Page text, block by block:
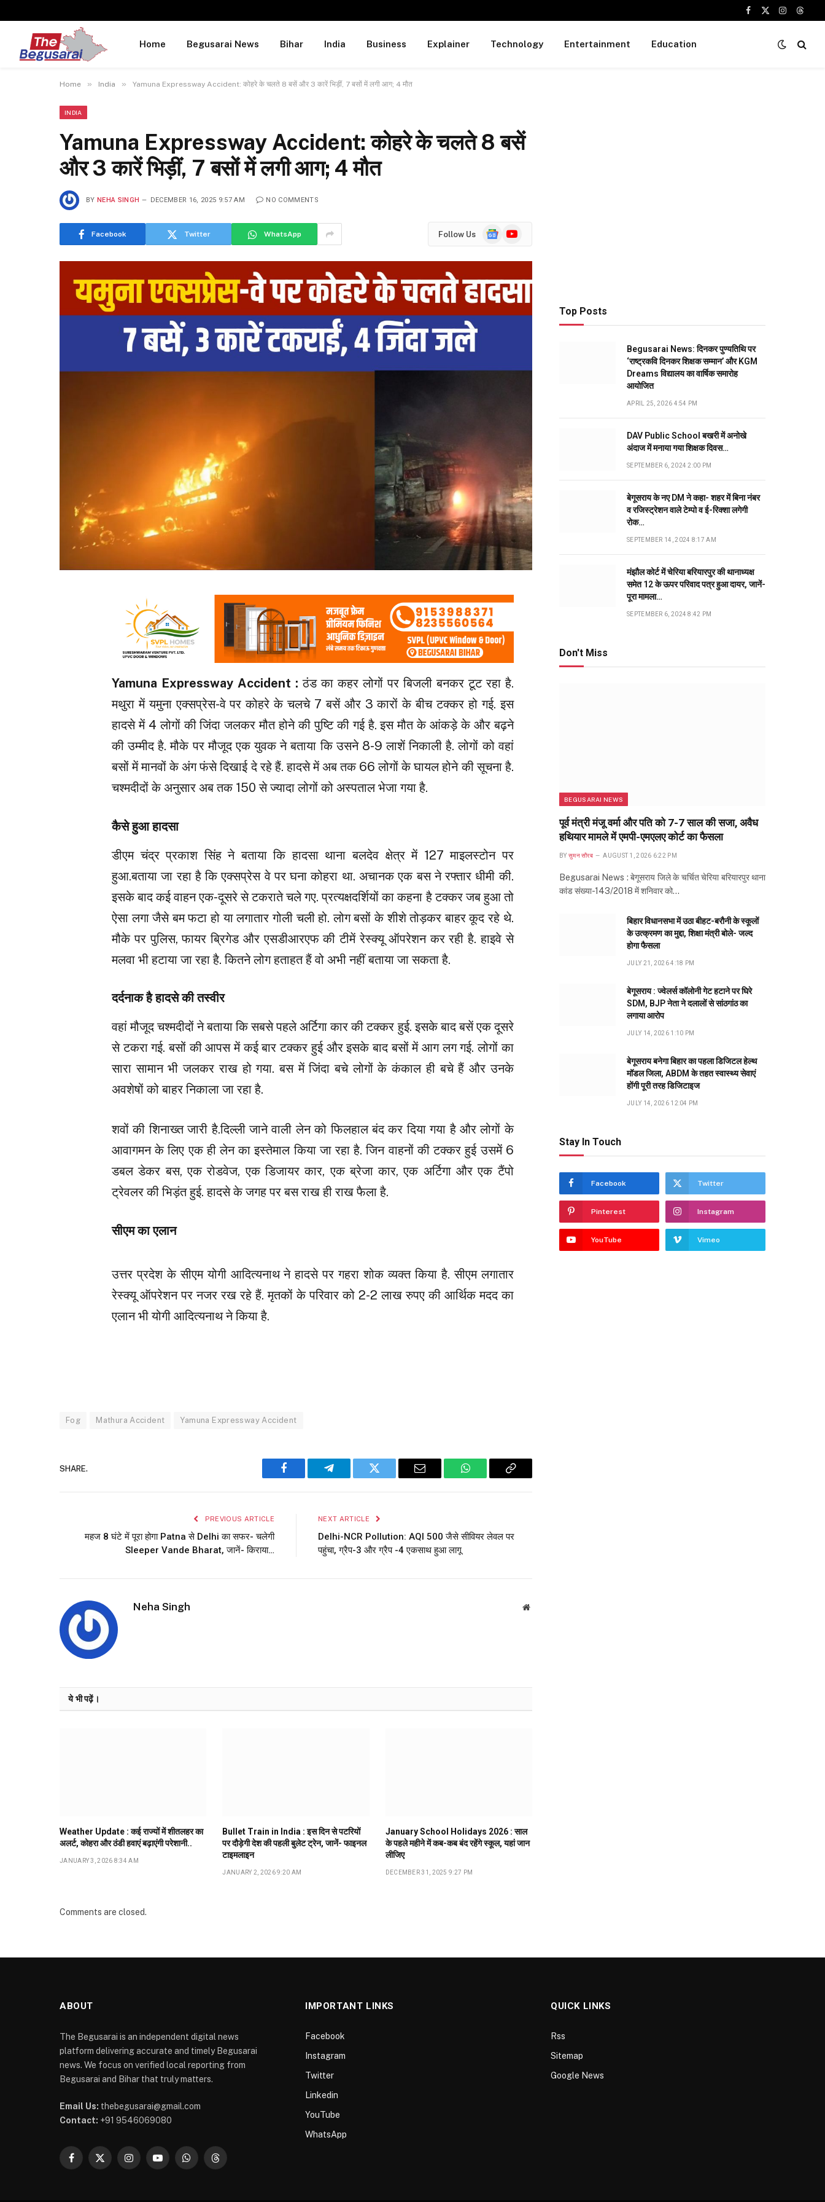
Facebook
X
Instagram
Home Begusarai News Bihar India Business Explainer Technology Entertainment Education
Home » India » Yamuna Expressway Accident: कोहरे के चलते 8 बसें और 3 कारें भिड़ीं, 7 बसों में लगी आग; 4 मौत
INDIA
Yamuna Expressway Accident: कोहरे के चलते 8 बसें
और 3 कारें भिड़ीं, 7 बसों में लगी आग; 4 मौत
BY NEHA SINGH DECEMBER 16, 2025 9:57 AM NO COMMENTS
Facebook Twitter WhatsApp Follow Us
GoogleYouTube
Yamuna Expressway Accident :ठंड का कहर लोगों पर बिजली बनकर टूट रहा है.
मथुरा में यमुना एक्सप्रेस-वे पर कोहरे के चलचे 7 बसें और 3 कारों के बीच टक्कर हो गई. इस
हादसे में 4 लोगों की जिंदा जलकर मौत होने की पुष्टि की गई है. इस मौत के आंकड़े के और बढ़ने
की उम्मीद है. मौके पर मौजूद एक युवक ने बताया कि उसने 8-9 लाशें निकाली है. लोगों को वहां
बसों में मानवों के अंग फंसे दिखाई दे रहे हैं. हादसे में अब तक 66 लोगों के घायल होने की सूचना है.
चश्मदीदों के अनुसार अब तक 150 से ज्यादा लोगों को अस्पताल भेजा गया है.
कैसे हुआ हादसा
डीएम चंद्र प्रकाश सिंह ने बताया कि हादसा थाना बलदेव क्षेत्र में 127 माइलस्टोन पर
हुआ.बताया जा रहा है कि एक्सप्रेस वे पर घना कोहरा था. अचानक एक बस ने रफ्तार धीमी की.
इसके बाद कई वाहन एक-दूसरे से टकराते चले गए. प्रत्यक्षदर्शियों का कहना है टक्कर जब हुआ तो
ऐसा लगा जैसे बम फटा हो या लगातार गोली चली हो. लोग बसों के शीशे तोड़कर बाहर कूद रहे थे.
मौके पर पुलिस, फायर ब्रिगेड और एसडीआरएफ की टीमें रेस्क्यू ऑपरेशन कर रही है. हाइवे से
मलवा भी हटाया जा रहा है. कितने लोग हताहत हैं वो अभी नहीं बताया जा सकता है.
दर्दनाक है हादसे की तस्वीर
वहां मौजूद चश्मदीदों ने बताया कि सबसे पहले अर्टिगा कार की टक्कर हुई. इसके बाद बसें एक दूसरे
से टकरा गई. बसों की आपस में कई बार टक्कर हुई और इसके बाद बसों में आग लग गई. लोगों का
सारा सामान भी जलकर राख हो गया. बस में जिंदा बचे लोगों के कंकाल ही बचे हैं और उनके
अवशेषों को बाहर निकाला जा रहा है.
शवों की शिनाख्त जारी है.दिल्ली जाने वाली लेन को फिलहाल बंद कर दिया गया है और लोगों के
आवागमन के लिए एक ही लेन का इस्तेमाल किया जा रहा है. जिन वाहनों की टक्कर हुई उसमें 6
डबल डेकर बस, एक रोडवेज, एक डिजायर कार, एक ब्रेजा कार, एक अर्टिगा और एक टैंपो
ट्रेवलर की भिड़ंत हुई. हादसे के जगह पर बस राख ही राख फैला है.
सीएम का एलान
उत्तर प्रदेश के सीएम योगी आदित्यनाथ ने हादसे पर गहरा शोक व्यक्त किया है. सीएम लगातार
रेस्क्यू ऑपरेशन पर नजर रख रहे हैं. मृतकों के परिवार को 2-2 लाख रुपए की आर्थिक मदद का
एलान भी योगी आदित्यनाथ ने किया है.
Fog Mathura Accident Yamuna Expressway Accident
SHARE.
Facebook Telegram Twitter Email WhatsAppCopy
PREVIOUS ARTICLE
महज 8 घंटे में पूरा होगा Patna से Delhi का सफर- चलेगी
Sleeper Vande Bharat, जानें- किराया…
NEXT ARTICLE
Delhi-NCR Pollution: AQI 500 जैसे सीवियर लेवल पर
पहुंचा, ग्रैप-3 और ग्रैप -4 एकसाथ हुआ लागू
Neha Singh Website
ये भी पढ़ें।
Weather Update : कई राज्यों में शीतलहर का
अलर्ट, कोहरा और ठंडी हवाएं बढ़ाएंगी परेशानी..
JANUARY 3, 2026 8:34 AM
Bullet Train in India : इस दिन से पटरियों
पर दौड़ेगी देश की पहली बुलेट ट्रेन, जानें- फाइनल
टाइमलाइन
JANUARY 2, 2026 9:20 AM
January School Holidays 2026 : साल
के पहले महीने में कब-कब बंद रहेंगे स्कूल, यहां जान
लीजिए
DECEMBER 31, 2025 9:27 PM
Comments are closed.
Top Posts
Begusarai News: दिनकर पुण्यतिथि पर
‘राष्ट्रकवि दिनकर शिक्षक सम्मान’ और KGM
Dreams विद्यालय का वार्षिक समारोह
आयोजित
APRIL 25, 2026 4:54 PM
DAV Public School बखरी में अनोखे
अंदाज में मनाया गया शिक्षक दिवस…
SEPTEMBER 6, 2024 2:00 PM
बेगूसराय के नए DM ने कहा- शहर में बिना नंबर
व रजिस्ट्रेशन वाले टेम्पो व ई-रिक्शा लगेगी
रोक…
SEPTEMBER 14, 2024 8:17 AM
मंझौल कोर्ट में चेरिया बरियारपुर की थानाध्यक्ष
समेत 12 के ऊपर परिवाद पत्र हुआ दायर, जानें-
पूरा मामला…
SEPTEMBER 6, 2024 8:42 PM
Don't Miss
BEGUSARAI NEWS
पूर्व मंत्री मंजू वर्मा और पति को 7-7 साल की सजा, अवैध
हथियार मामले में एमपी-एमएलए कोर्ट का फैसला
BY सुमन सौरब AUGUST 1, 2026 6:22 PM
Begusarai News : बेगूसराय जिले के चर्चित चेरिया बरियारपुर थाना
कांड संख्या-143/2018 में शनिवार को…
बिहार विधानसभा में उठा बीहट-बरौनी के स्कूलों
के उत्क्रमण का मुद्दा, शिक्षा मंत्री बोले- जल्द
होगा फैसला
JULY 21, 2026 4:18 PM
बेगूसराय : ज्वेलर्स कॉलोनी गेट हटाने पर घिरे
SDM, BJP नेता ने दलालों से सांठगांठ का
लगाया आरोप
JULY 14, 2026 1:10 PM
बेगूसराय बनेगा बिहार का पहला डिजिटल हेल्थ
मॉडल जिला, ABDM के तहत स्वास्थ्य सेवाएं
होंगी पूरी तरह डिजिटाइज
JULY 14, 2026 12:04 PM
Stay In Touch
Facebook Twitter
Pinterest Instagram
YouTube Vimeo
ABOUT
The Begusarai is an independent digital news
platform delivering accurate and timely Begusarai
news. We focus on verified local reporting from
Begusarai and Bihar that truly matters.
Email Us: thebegusarai@gmail.com
Contact: +91 9546069080
Facebook
X
InstagramYouTubeWhatsAppThreads
IMPORTANT LINKS
Facebook
Instagram
Twitter
Linkedin
YouTube
WhatsApp
QUICK LINKS
Rss
Sitemap
Google News